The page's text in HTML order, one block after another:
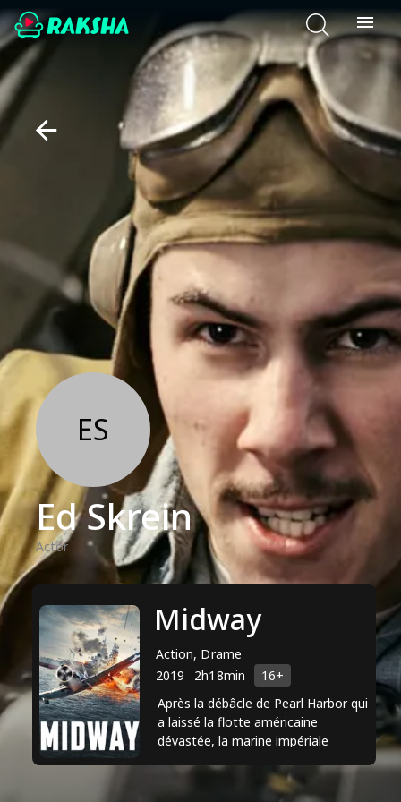
ES
Ed Skrein
Actor
Midway
Action, Drame
2019
2h18min
16+
Après la débâcle de Pearl Harbor qui
a laissé la flotte américaine
dévastée, la marine impériale
attaque. L'attaque devrait ...